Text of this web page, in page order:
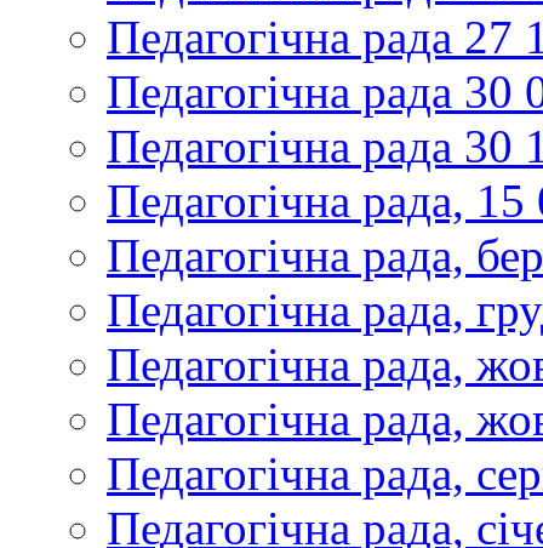
Педагогічна рада 27
Педагогічна рада 30
Педагогічна рада 30
Педагогічна рада,
Педагогічна рада,
Педагогічна рада,
Педагогічна рада,
Педагогічна рада,
Педагогічна рада,
Педагогічна рада,